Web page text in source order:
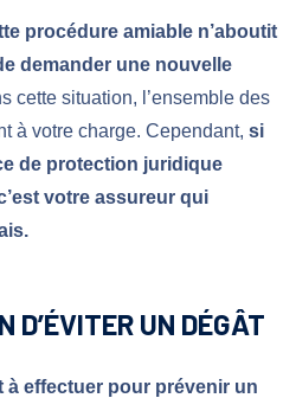
procédure amiable n’aboutit
demander une nouvelle
cette situation, l’ensemble des
à votre charge. Cependant, si
de protection juridique
votre assureur qui
D’ÉVITER UN DÉGÂT
à effectuer pour prévenir un